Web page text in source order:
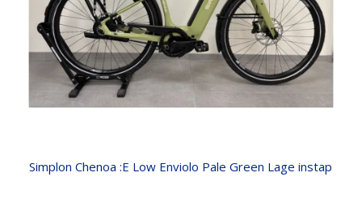
Simplon Chenoa :E Low Enviolo Pale Green Lage instap